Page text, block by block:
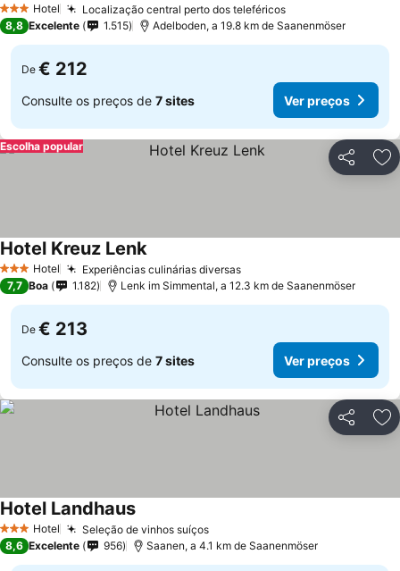
3 EstrelasHotel Localização central perto dos teleféricos
8,8 Excelente 1.515 Adelboden, a 19.8 km de Saanenmöser
De € 212
Consulte os preços de 7 sites Ver preços
Partilhar
Escolha popular
3 EstrelasHotel Experiências culinárias diversas
Hotel Kreuz Lenk
7,7 Boa 1.182 Lenk im Simmental, a 12.3 km de Saanenmöser
De € 213
Consulte os preços de 7 sites Ver preços
Partilhar
3 EstrelasHotel Seleção de vinhos suíços
Hotel Landhaus
8,6 Excelente 956 Saanen, a 4.1 km de Saanenmöser